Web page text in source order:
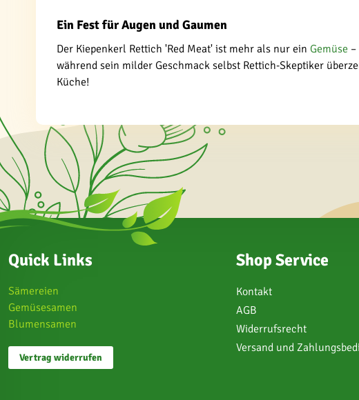
Ein Fest für Augen und Gaumen
Der Kiepenkerl Rettich 'Red Meat' ist mehr als nur ein Gemüse
während sein milder Geschmack selbst Rettich-Skeptiker
Küche!
Quick Links
Sämereien
Gemüsesamen
Blumensamen
Vertrag widerrufen
Shop Service
Kontakt
AGB
Widerrufsrecht
Versand und